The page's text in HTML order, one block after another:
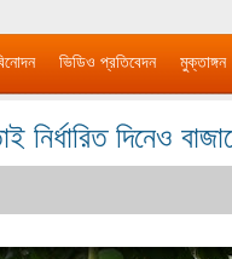
ভিডিও প্রতিবেদন মুক্তাঙ্গন
দিনেও